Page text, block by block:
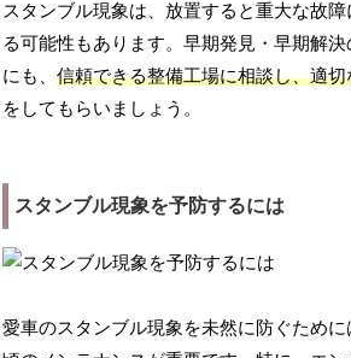
スタンブル現象は、放置すると重大な故障
る可能性もあります。早期発見・早期解決
にも、信頼できる整備工場に相談し、適切
をしてもらいましょう。
スタンブル現象を予防するには
愛車のスタンブル現象を未然に防ぐために